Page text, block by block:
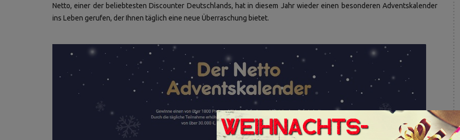
Netto, einer der beliebtesten Discounter Deutschlands, hat in diesem Jahr wieder einen besonderen Adventskalender
ins Leben gerufen, der Ihnen täglich eine neue Überraschung bietet.